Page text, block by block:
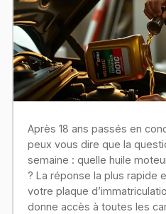
Après 18 ans passés en
peux vous dire que la
semaine : quelle huile
? La réponse la plus rapide
votre plaque
donne accès à toutes les